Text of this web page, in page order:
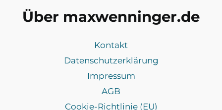
Über maxwenninger.de
Kontakt
Datenschutzerklärung
Impressum
AGB
Cookie-Richtlinie (EU)